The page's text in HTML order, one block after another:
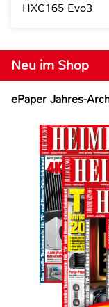
Neu im Shop
ePaper Jahres-
HXC165 Evo3